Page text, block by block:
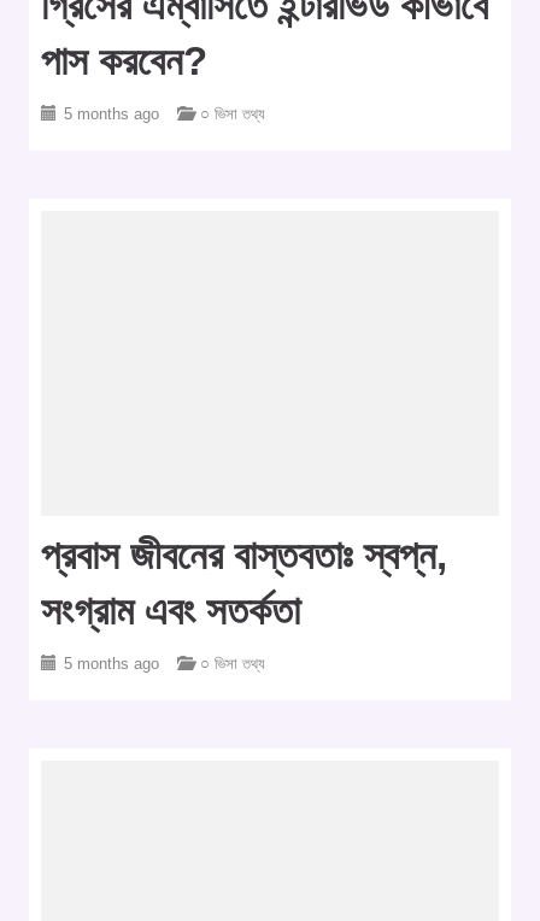
পাস করবেন?
5 months ago ○ ভিসা তথ্য
প্রবাস জীবনের বাস্তবতাঃ স্বপ্ন,
সংগ্রাম এবং সতর্কতা
5 months ago ○ ভিসা তথ্য